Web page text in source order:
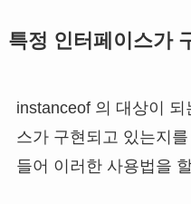
특정 인터페이스가
instanceof 의 대상이
스가 구현되고 있는지
들어 이러한 사용법을